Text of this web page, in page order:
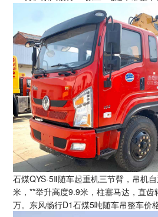
石煤QYS-5Ⅱ随车起重机三节臂，吊机
米，**举升高度9.9米，柱塞马达，直
万。东风畅行D1石煤5吨随车吊整车价